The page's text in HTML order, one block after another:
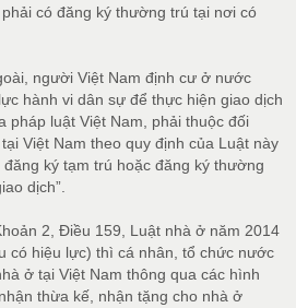
có đăng ký thường trú tại nơi có
người Việt Nam định cư ở nước
hành vi dân sự để thực hiện giao dịch
pháp luật Việt Nam, phải thuộc đối
Việt Nam theo quy định của Luật này
ký tạm trú hoặc đăng ký thường
dịch”.
2, Điều 159, Luật nhà ở năm 2014
có hiệu lực) thì cá nhân, tổ chức nước
ở tại Việt Nam thông qua các hình
thừa kế, nhận tặng cho nhà ở